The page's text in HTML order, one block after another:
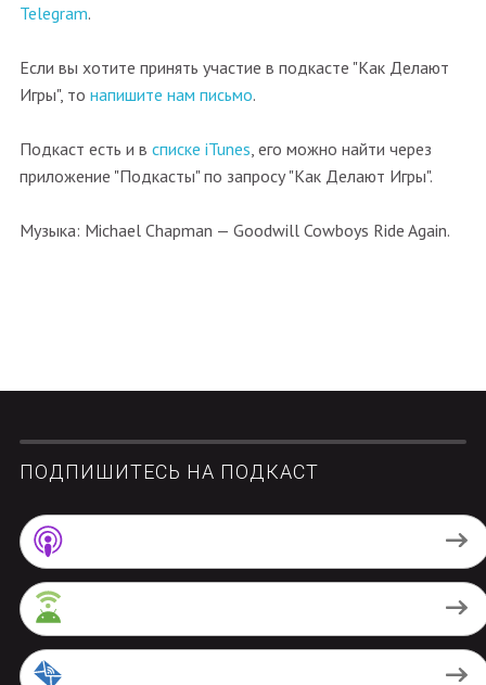
Telegram.
Если вы хотите принять участие в подкасте "Как Делают
Игры", то напишите нам письмо.
Подкаст есть и в списке iTunes , его можно найти через
приложение "Подкасты" по запросу "Как Делают Игры".
Музыка: Michael Chapman — Goodwill Cowboys Ride Again.
ПОДПИШИТЕСЬ НА ПОДКАСТ